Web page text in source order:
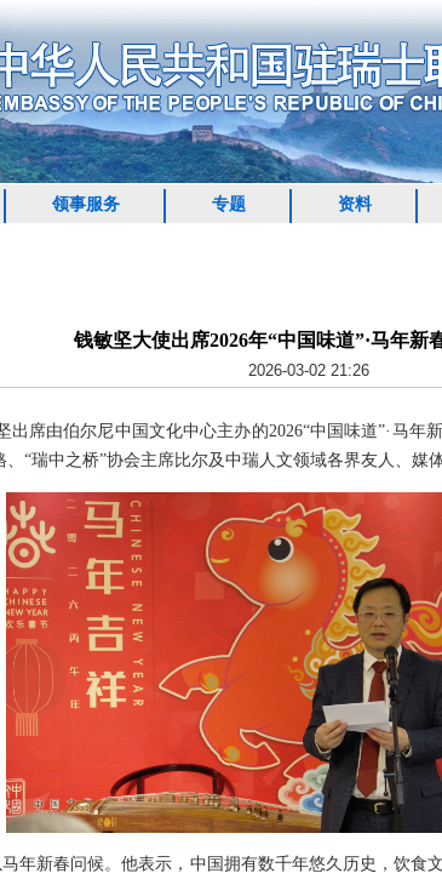
领事服务 专题 资料
钱敏坚大使出席2026年“中国味道”·马年新
2026-03-02 21:26
出席由伯尔尼中国文化中心主办的2026“中国味道”·马
“瑞中之桥”协会主席比尔及中瑞人文领域各界友人、媒
年新春问候。他表示，中国拥有数千年悠久历史，饮食